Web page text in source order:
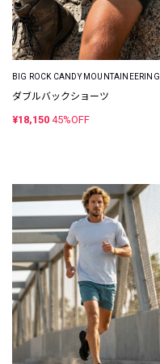
BIG ROCK CANDY MOUNTAINEERING
ダブルバックショーツ
¥18,150 45%OFF